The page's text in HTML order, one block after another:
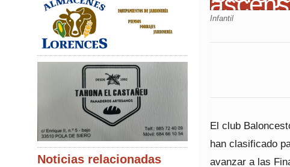
Infantil
El club
han clasificado
avanzar a las
Noticias relacionadas